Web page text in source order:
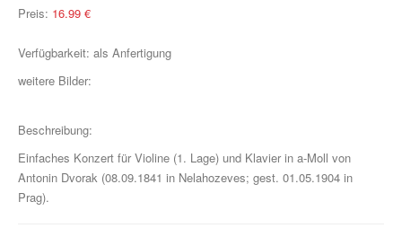
Klavier & Keyboard
Start Up Piano
Preis: 16.99 €
Verfügbarkeit: als Anfertigung
weitere Bilder:
Beschreibung:
Einfaches Konzert für Violine (1. Lage) und Klavier in a-Moll von
Antonin Dvorak (08.09.1841 in Nelahozeves; gest. 01.05.1904 in
Prag).